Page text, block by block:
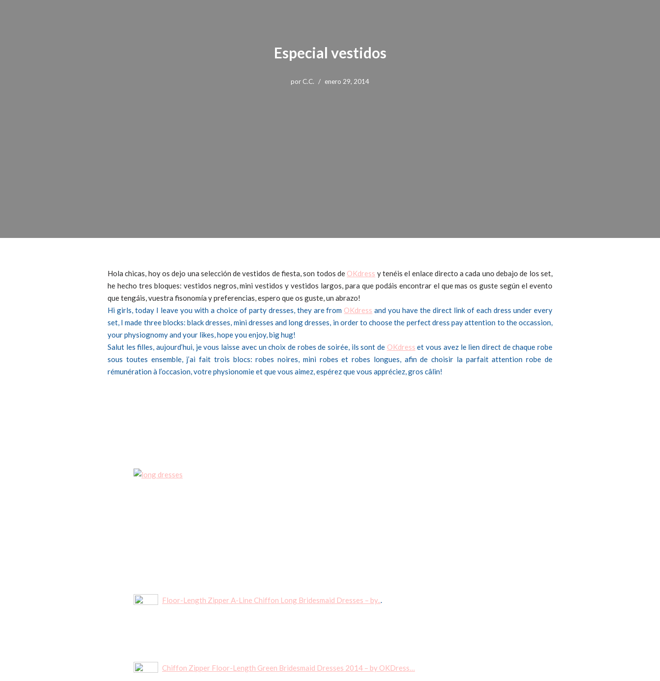
Especial vestidos
por C.C. enero 29, 2014
Hola chicas, hoy os dejo una selección de vestidos de fiesta, son todos de OKdress y tenéis el enlace directo a cada uno debajo de los set,
he hecho tres bloques: vestidos negros, mini vestidos y vestidos largos, para que podáis encontrar el que mas os guste según el evento
que tengáis, vuestra fisonomía y preferencias, espero que os guste, un abrazo!
Hi girls, today I leave you with a choice of party dresses, they are from OKdress and you have the direct link of each dress under every
set, I made three blocks: black dresses, mini dresses and long dresses, in order to choose the perfect dress pay attention to the occassion,
your physiognomy and your likes, hope you enjoy, big hug!
Salut les filles, aujourd’hui, je vous laisse avec un choix de robes de soirée, ils sont de OKdress et vous avez le lien direct de chaque robe
sous toutes ensemble, j’ai fait trois blocs: robes noires, mini robes et robes longues, afin de choisir la parfait attention robe de
rémunération à l’occasion, votre physionomie et que vous aimez, espérez que vous appréciez, gros câlin!
Floor-Length Zipper A-Line Chiffon Long Bridesmaid Dresses – by...
Chiffon Zipper Floor-Length Green Bridesmaid Dresses 2014 – by OKDress…